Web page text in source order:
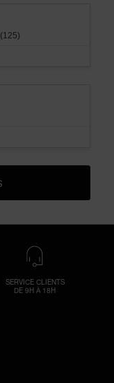
GO TO ALL REVIEWS
SERVICE CLIENTS
DE 9H À 18H